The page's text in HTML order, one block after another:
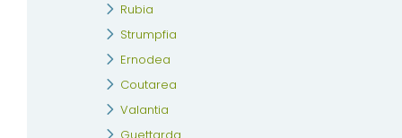
Rubia
Strumpfia
Ernodea
Coutarea
Valantia